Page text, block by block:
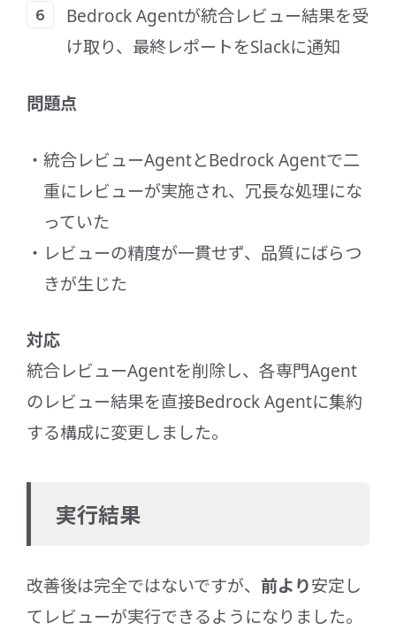
Bedrock Agentが統合レビュー結果を受
け取り、最終レポートをSlackに通知
問題点
統合レビューAgentとBedrock Agentで二
重にレビューが実施され、冗長な処理にな
っていた
レビューの精度が一貫せず、品質にばらつ
きが生じた
対応
統合レビューAgentを削除し、各専門Agent
のレビュー結果を直接Bedrock Agentに集約
する構成に変更しました。
実行結果
改善後は完全ではないですが、 前より安定し
てレビューが実行できるようになりました。